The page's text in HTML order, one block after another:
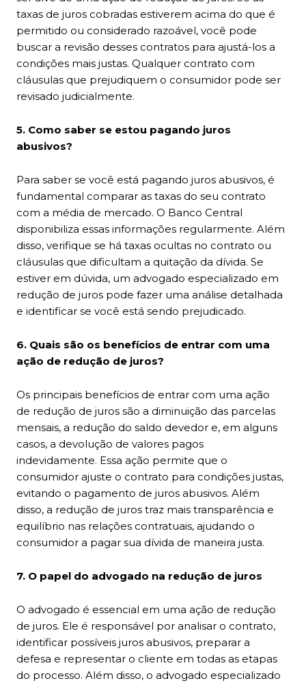
taxas de juros cobradas estiverem acima do que é
permitido ou considerado razoável, você pode
buscar a revisão desses contratos para ajustá-los a
condições mais justas. Qualquer contrato com
cláusulas que prejudiquem o consumidor pode ser
revisado judicialmente.
5. Como saber se estou pagando juros
abusivos?
Para saber se você está pagando juros abusivos, é
fundamental comparar as taxas do seu contrato
com a média de mercado. O Banco Central
disponibiliza essas informações regularmente. Além
disso, verifique se há taxas ocultas no contrato ou
cláusulas que dificultam a quitação da dívida. Se
estiver em dúvida, um advogado especializado em
redução de juros pode fazer uma análise detalhada
e identificar se você está sendo prejudicado.
6. Quais são os benefícios de entrar com uma
ação de redução de juros?
Os principais benefícios de entrar com uma ação
de redução de juros são a diminuição das parcelas
mensais, a redução do saldo devedor e, em alguns
casos, a devolução de valores pagos
indevidamente. Essa ação permite que o
consumidor ajuste o contrato para condições justas,
evitando o pagamento de juros abusivos. Além
disso, a redução de juros traz mais transparência e
equilíbrio nas relações contratuais, ajudando o
consumidor a pagar sua dívida de maneira justa.
7. O papel do advogado na redução de juros
O advogado é essencial em uma ação de redução
de juros. Ele é responsável por analisar o contrato,
identificar possíveis juros abusivos, preparar a
defesa e representar o cliente em todas as etapas
do processo. Além disso, o advogado especializado